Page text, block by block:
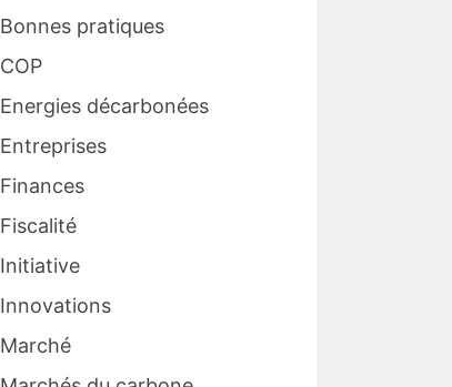
Bonnes pratiques
COP
Energies décarbonées
Entreprises
Finances
Fiscalité
Initiative
Innovations
Marché